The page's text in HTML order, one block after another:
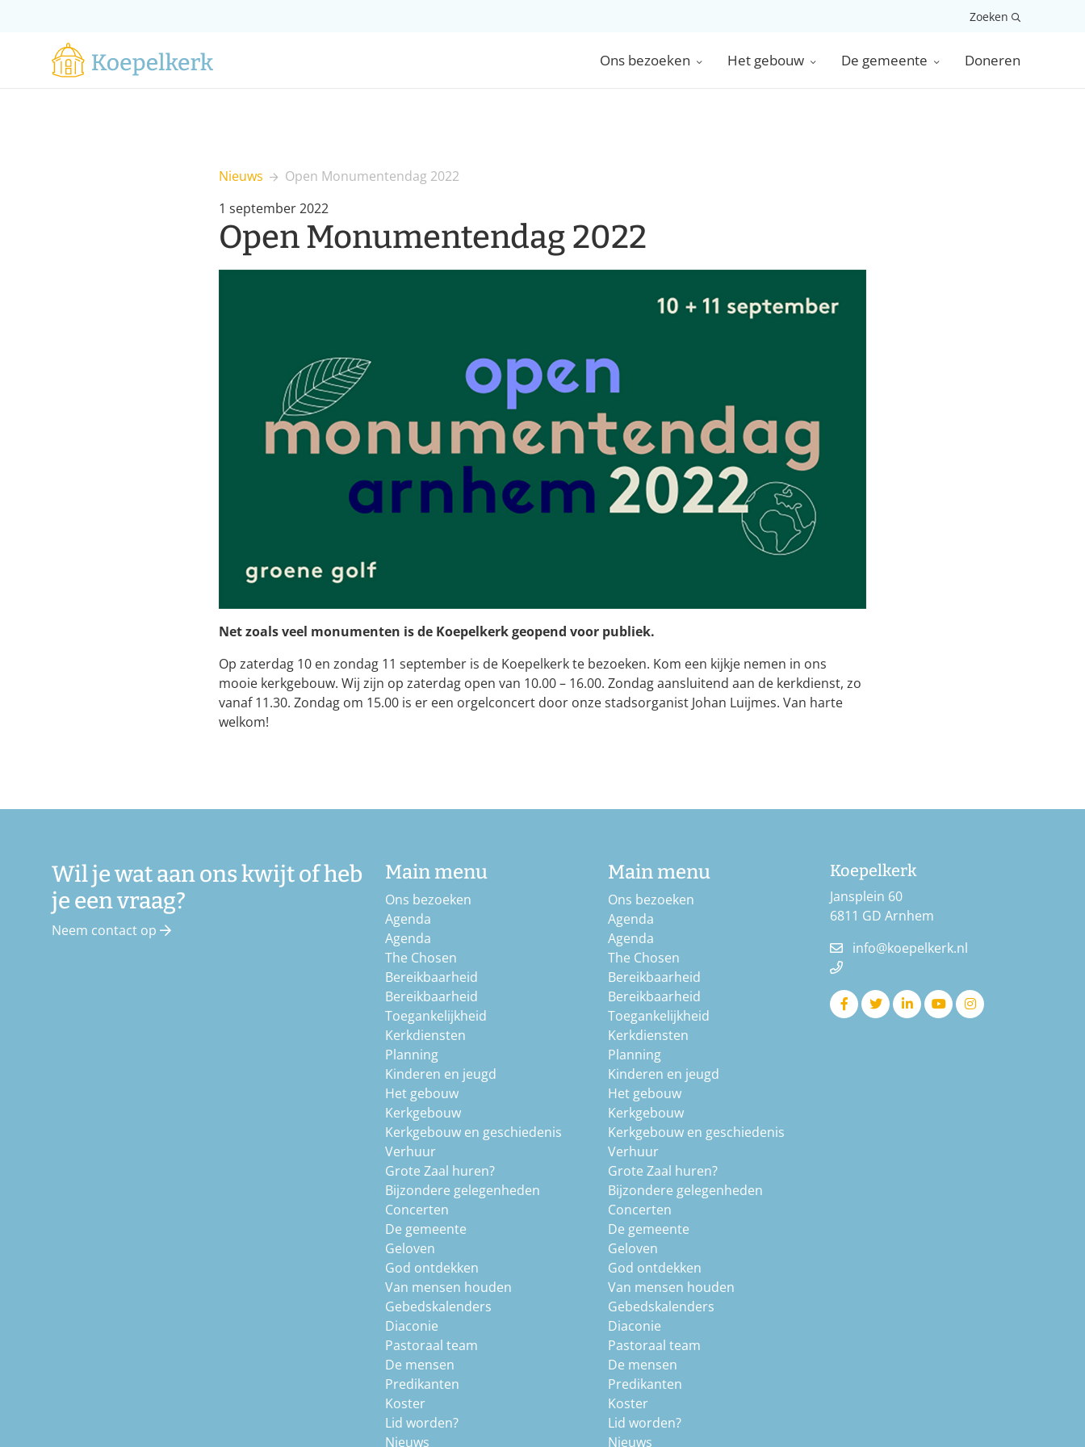
Zoeken
Ons bezoeken Het gebouw De gemeente Doneren
Nieuws
Open Monumentendag 2022
1 september 2022
Open Monumentendag 2022
Net zoals veel monumenten is de Koepelkerk geopend voor publiek.
Op zaterdag 10 en zondag 11 september is de Koepelkerk te bezoeken. Kom een kijkje nemen in ons
mooie kerkgebouw. Wij zijn op zaterdag open van 10.00 – 16.00. Zondag aansluitend aan de kerkdienst, zo
vanaf 11.30. Zondag om 15.00 is er een orgelconcert door onze stadsorganist Johan Luijmes. Van harte
welkom!
Wil je wat aan ons kwijt of heb
je een vraag?
Neem contact op
Main menu
Ons bezoeken
Agenda
Agenda
The Chosen
Bereikbaarheid
Bereikbaarheid
Toegankelijkheid
Kerkdiensten
Planning
Kinderen en jeugd
Het gebouw
Kerkgebouw
Kerkgebouw en geschiedenis
Verhuur
Grote Zaal huren?
Bijzondere gelegenheden
Concerten
De gemeente
Geloven
God ontdekken
Van mensen houden
Gebedskalenders
Diaconie
Pastoraal team
De mensen
Predikanten
Koster
Lid worden?
Nieuws
Main menu
Ons bezoeken
Agenda
Agenda
The Chosen
Bereikbaarheid
Bereikbaarheid
Toegankelijkheid
Kerkdiensten
Planning
Kinderen en jeugd
Het gebouw
Kerkgebouw
Kerkgebouw en geschiedenis
Verhuur
Grote Zaal huren?
Bijzondere gelegenheden
Concerten
De gemeente
Geloven
God ontdekken
Van mensen houden
Gebedskalenders
Diaconie
Pastoraal team
De mensen
Predikanten
Koster
Lid worden?
Nieuws
Koepelkerk
Jansplein 60
6811 GD Arnhem
info@koepelkerk.nl